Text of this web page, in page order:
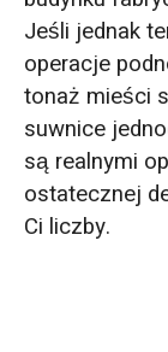
Co się
w wyborze
Błąd 1:
ignorując
Błąd nr
Jeśli jednak
operacje
tonaż mieści
suwnice
są realnymi
ostatecznej
Ci liczby.